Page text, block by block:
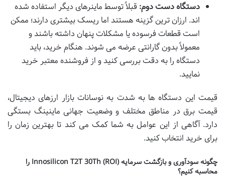
دستگاه دست دوم: قبلاً توسط ماینرهای دیگر استفاده شده
اند. ارزان ترین گزینه هستند اما ریسک بیشتری دارند؛ ممکن
است قطعات فرسوده یا مشکلات پنهان داشته باشند و
معمولاً بدون گارانتی عرضه می شوند. هنگام خرید، باید
دستگاه را به دقت بررسی کنید و از فروشنده معتبر خرید
نمایید.
قیمت این دستگاه ها به شدت به نوسانات بازار ارزهای دیجیتال،
قیمت برق در مناطق مختلف و وضعیت جهانی ماینینگ بستگی
دارد. آگاهی از این عوامل به شما کمک می کند تا بهترین زمان را
برای خرید انتخاب کنید.
چگونه سودآوری و بازگشت سرمایه (ROI) Innosilicon T2T 30Th را
محاسبه کنیم؟